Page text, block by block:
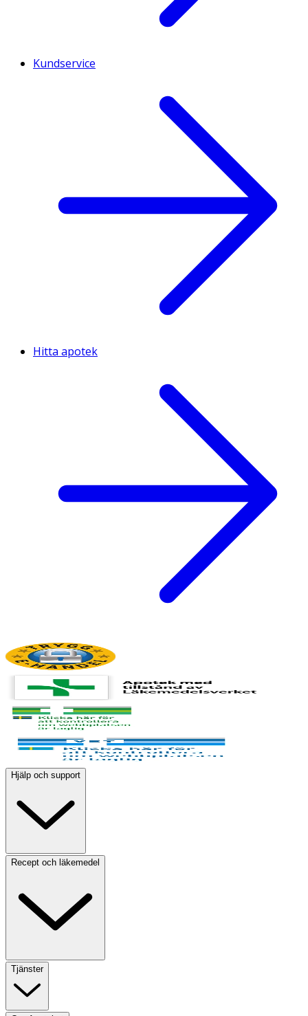
Kundservice
Hitta apotek
Hjälp och support
Recept och läkemedel
Tjänster